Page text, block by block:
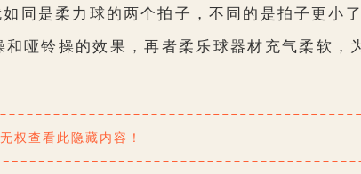
同是柔力球的两个拍子，不同的是拍子更小
哑铃操的效果，再者柔乐球器材充气柔软，
权查看此隐藏内容！